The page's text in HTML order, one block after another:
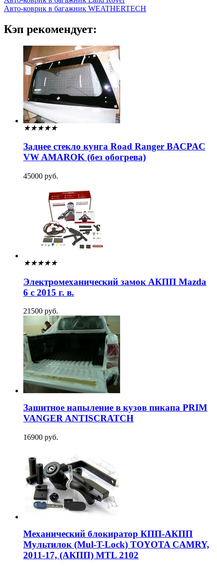
Авто-коврик в багажник WEATHERTECH
Кэп рекомендует:
★★★★★
Заднее стекло кунга Road Ranger BACPAC
VW AMAROK (без обогрева)
45000 руб.
★★★★★
Электромеханический замок АКПП Mazda
6 с 2015 г. в.
21500 руб.
Зашитное напыление в кузов пикапа PRIM
VANGER ANTISCRATCH
16900 руб.
Механический блокиратор КПП-АКПП
Мультилок (Mul-T-Lock) TOYOTA CAMRY,
2011-17, (АКПП) MTL 2102